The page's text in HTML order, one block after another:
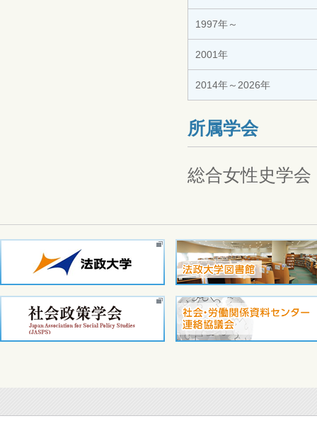
1997年～
2001年
2014年～2026年
所属学会
総合女性史学会